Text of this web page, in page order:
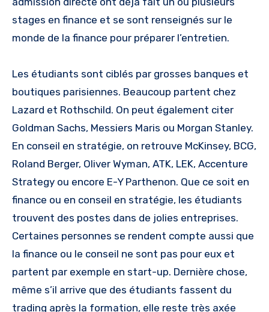
stages en finance et se sont renseignés sur le
monde de la finance pour préparer l’entretien.
Les étudiants sont ciblés par grosses banques et
boutiques parisiennes. Beaucoup partent chez
Lazard et Rothschild. On peut également citer
Goldman Sachs, Messiers Maris ou Morgan Stanley.
En conseil en stratégie, on retrouve McKinsey, BCG,
Roland Berger, Oliver Wyman, ATK, LEK, Accenture
Strategy ou encore E-Y Parthenon. Que ce soit en
finance ou en conseil en stratégie, les étudiants
trouvent des postes dans de jolies entreprises.
Certaines personnes se rendent compte aussi que
la finance ou le conseil ne sont pas pour eux et
partent par exemple en start-up. Dernière chose,
même s’il arrive que des étudiants fassent du
trading après la formation, elle reste très axée